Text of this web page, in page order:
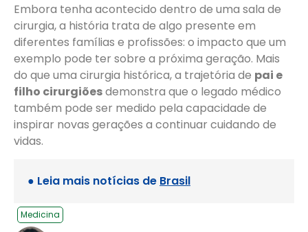
Embora tenha acontecido dentro de uma sala de
cirurgia, a história trata de algo presente em
diferentes famílias e profissões: o impacto que um
exemplo pode ter sobre a próxima geração. Mais
do que uma cirurgia histórica, a trajetória de pai e
filho cirurgiõesdemonstra que o legado médico
também pode ser medido pela capacidade de
inspirar novas gerações a continuar cuidando de
vidas.
● Leia mais notícias de Brasil
Medicina